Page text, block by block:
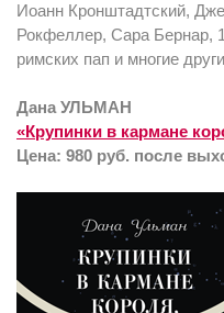
Иоанн Кронштадтский,
Рокфеллер, Сара Бернар,
римских пап и многие
Дана УЛЬМАН
«Крупинки в кармане
Цена: 980 руб. после